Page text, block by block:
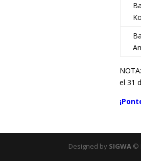
el 31
Designed by SIGWA ©